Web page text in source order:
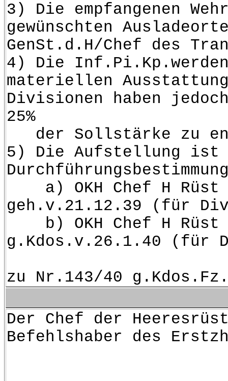
3) Die empfangenen
gewünschten
GenSt.d.H/Chef des
4) Die
materiellen
Divisionen haben
25%
der Sollstärke zu
5) Die Aufstellung ist
a) OKH Chef H Rüst
geh.v.21.12.39 (für
b) OKH Chef H Rüst
g.Kdos.v.26.1.40 (für
zu Nr.143/40
Der Chef der
Befehlshaber